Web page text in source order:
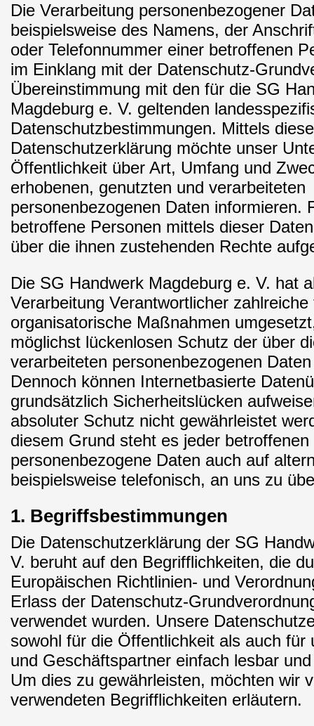
Die Verarbeitung personenbezogener
beispielsweise des Namens, der
oder Telefonnummer einer betroffenen
im Einklang mit der Datenschutz-
Übereinstimmung mit den für die SG
Magdeburg e. V. geltenden
Datenschutzbestimmungen. Mittels
Datenschutzerklärung möchte unser
Öffentlichkeit über Art, Umfang und
erhobenen, genutzten und verarbeiteten
personenbezogenen Daten informieren.
betroffene Personen mittels dieser
über die ihnen zustehenden Rechte
Die SG Handwerk Magdeburg e. V. hat
Verarbeitung Verantwortlicher
organisatorische Maßnahmen
möglichst lückenlosen Schutz der über
verarbeiteten personenbezogenen
Dennoch können Internetbasierte
grundsätzlich Sicherheitslücken
absoluter Schutz nicht gewährleistet
diesem Grund steht es jeder
personenbezogene Daten auch auf
beispielsweise telefonisch, an uns zu
1. Begriffsbestimmungen
Die Datenschutzerklärung der SG
V. beruht auf den Begrifflichkeiten, die
Europäischen Richtlinien- und
Erlass der Datenschutz-
verwendet wurden. Unsere
sowohl für die Öffentlichkeit als auch für
und Geschäftspartner einfach lesbar
Um dies zu gewährleisten, möchten wir
verwendeten Begrifflichkeiten erläutern.